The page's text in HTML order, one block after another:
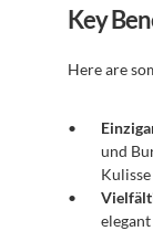
Key
Here are
und